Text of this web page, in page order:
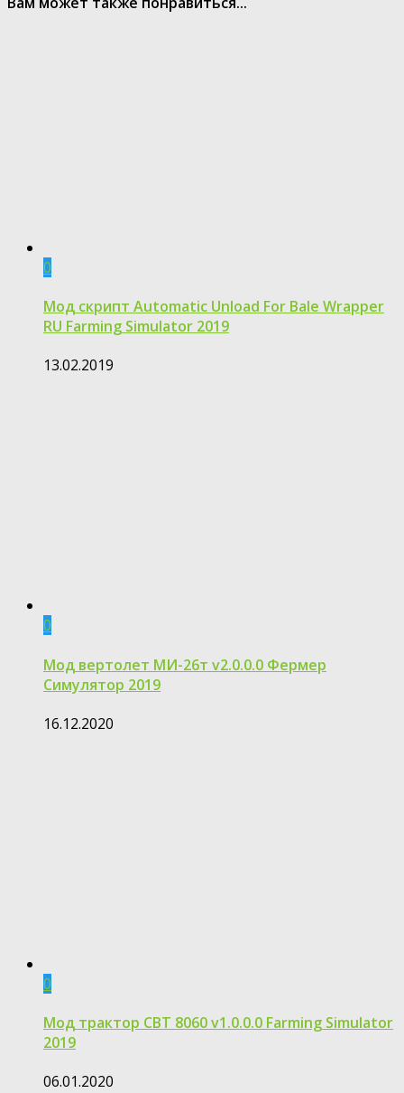
0
Мод скрипт Automatic Unload For Bale Wrapper
RU Farming Simulator 2019
13.02.2019
0
Мод вертолет МИ-26т v2.0.0.0 Фермер
Симулятор 2019
16.12.2020
0
Мод трактор CBT 8060 v1.0.0.0 Farming Simulator
2019
06.01.2020